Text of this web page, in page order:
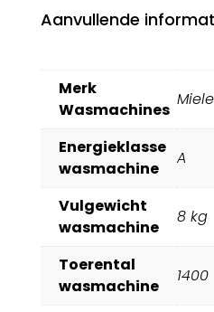
Aanvullende
Merk
Wasmachines
Miele
Energieklasse
wasmachine
A
Vulgewicht
wasmachine
8 kg
Toerental
wasmachine
1400